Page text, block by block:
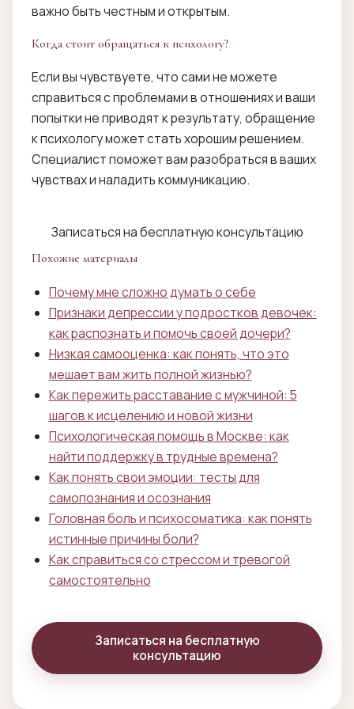
важно быть честным и открытым.
Когда стоит обращаться к психологу?
Если вы чувствуете, что сами не можете
справиться с проблемами в отношениях и ваши
попытки не приводят к результату, обращение
к психологу может стать хорошим решением.
Специалист поможет вам разобраться в ваших
чувствах и наладить коммуникацию.
Записаться на бесплатную консультацию
Похожие материалы
Почему мне сложно думать о себе
Признаки депрессии у подростков девочек:
как распознать и помочь своей дочери?
Низкая самооценка: как понять, что это
мешает вам жить полной жизнью?
Как пережить расставание с мужчиной: 5
шагов к исцелению и новой жизни
Психологическая помощь в Москве: как
найти поддержку в трудные времена?
Как понять свои эмоции: тесты для
самопознания и осознания
Головная боль и психосоматика: как понять
истинные причины боли?
Как справиться со стрессом и тревогой
самостоятельно
Записаться на бесплатную
консультацию